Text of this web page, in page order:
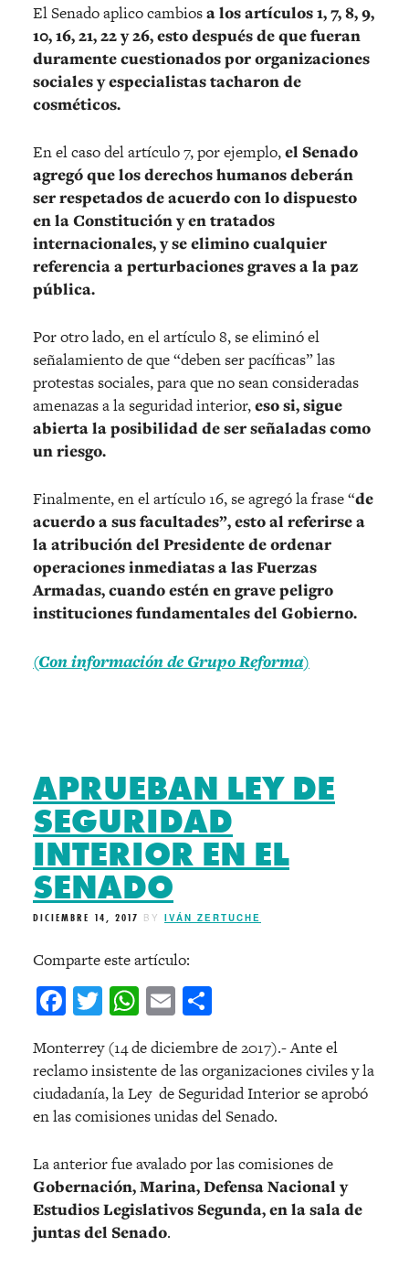
El Senado aplico cambiosa los artículos 1, 7, 8, 9,
10, 16, 21, 22 y 26, esto después de que fueran
duramente cuestionados por organizaciones
sociales y especialistas tacharon de
cosméticos.
En el caso del artículo 7, por ejemplo,el Senado
agregó que los derechos humanos deberán
ser respetados de acuerdo con lo dispuesto
en la Constitución y en tratados
internacionales, y se elimino cualquier
referencia a perturbaciones graves a la paz
pública.
Por otro lado, en el artículo 8, se eliminó el
señalamiento de que “deben ser pacíficas” las
protestas sociales, para que no sean consideradas
amenazas a la seguridad interior,eso si, sigue
abierta la posibilidad de ser señaladas como
un riesgo.
Finalmente, en el artículo 16, se agregó la frase “de
acuerdo a sus facultades”, esto al referirse a
la atribución del Presidente de ordenar
operaciones inmediatas a las Fuerzas
Armadas, cuando estén en grave peligro
instituciones fundamentales del Gobierno.
(Con información de Grupo Reforma)
APRUEBAN LEY DE
SEGURIDAD
INTERIOR EN EL
SENADO
DICIEMBRE 14, 2017 BY IVÁN ZERTUCHE
Comparte este artículo:
Facebook
Twitter
WhatsApp
Email
Monterrey (14 de diciembre de 2017).- Ante el
reclamo insistente de las organizaciones civiles y la
ciudadanía, la Ley de Seguridad Interior se aprobó
en las comisiones unidas del Senado.
La anterior fue avalado por las comisiones de
Gobernación, Marina, Defensa Nacional y
Estudios Legislativos Segunda, en la sala de
juntas del Senado.